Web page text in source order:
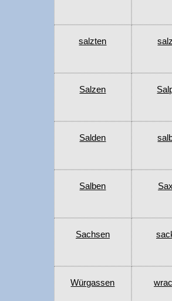
salzten
Salzen
Salden
Salben
Sachsen
Würgassen